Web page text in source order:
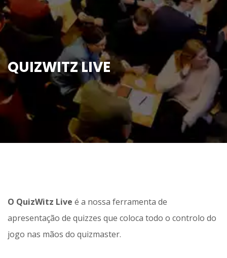
QUIZWITZ LIVE
O QuizWitz Live é a nossa ferramenta de
apresentação de quizzes que coloca todo o controlo do
jogo nas mãos do quizmaster.